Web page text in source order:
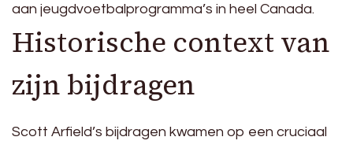
aan jeugdvoetbalprogramma’s in heel Canada.
Historische context van
zijn bijdragen
Scott Arfield’s bijdragen kwamen op een cruciaal